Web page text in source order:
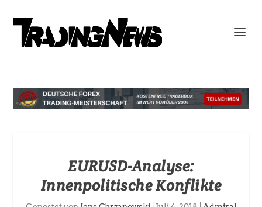
EURUSD-Analyse:
Innenpolitische Konflikte